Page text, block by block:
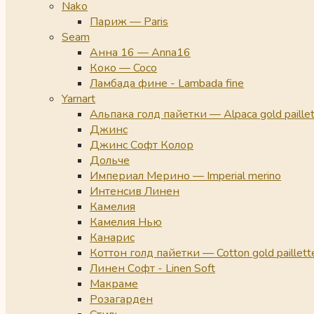
Nako
Париж — Paris
Seam
Анна 16 — Anna16
Коко — Coco
Ламбада фине - Lambada fine
Yarnart
Альпака голд пайетки — Alpaca gold
Джинс
Джинс Софт Колор
Дольче
Империал Мерино — Imperial merino
Интенсив Линен
Камелия
Камелия Нью
Канарис
Коттон голд пайетки — Cotton gold
Линен Софт - Linen Soft
Макраме
Розагарден